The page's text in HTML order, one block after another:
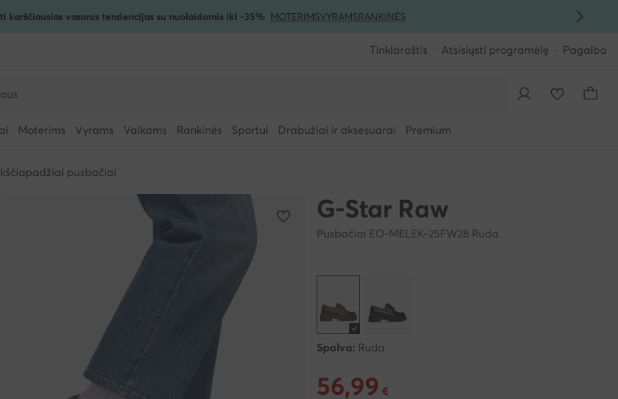
karščiausias vasaros tendencijas su nuolaidomis iki -35% MOTERIMSVYRAMSRANKINĖS
Tinklaraštis Atsisiųsti programėlę Pagalba
Moterims Vyrams Vaikams Rankinės Sportui Drabužiai ir aksesuarai Premium
pusbačiai
G-Star Raw
Pusbačiai EO-MELEK-25FW28 Ruda
Spalva: Ruda
Dabartinė kaina 56,99 €
56,99 €